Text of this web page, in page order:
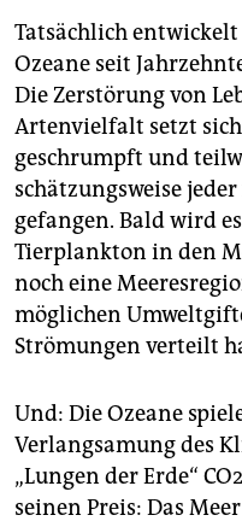
Tatsächlich
Ozeane seit
Die Zerstörung von
Artenvielfalt setzt
geschrumpft und
schätzungsweise
gefangen. Bald wird
Tierplankton in den
noch eine
möglichen
Strömungen verteilt
Und: Die Ozeane
Verlangsamung des
„Lungen der Erde“
seinen Preis: Das